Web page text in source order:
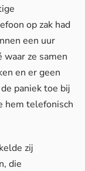
op zak had
een uur
ze samen
en er geen
paniek toe bij
hem telefonisch
zij
die